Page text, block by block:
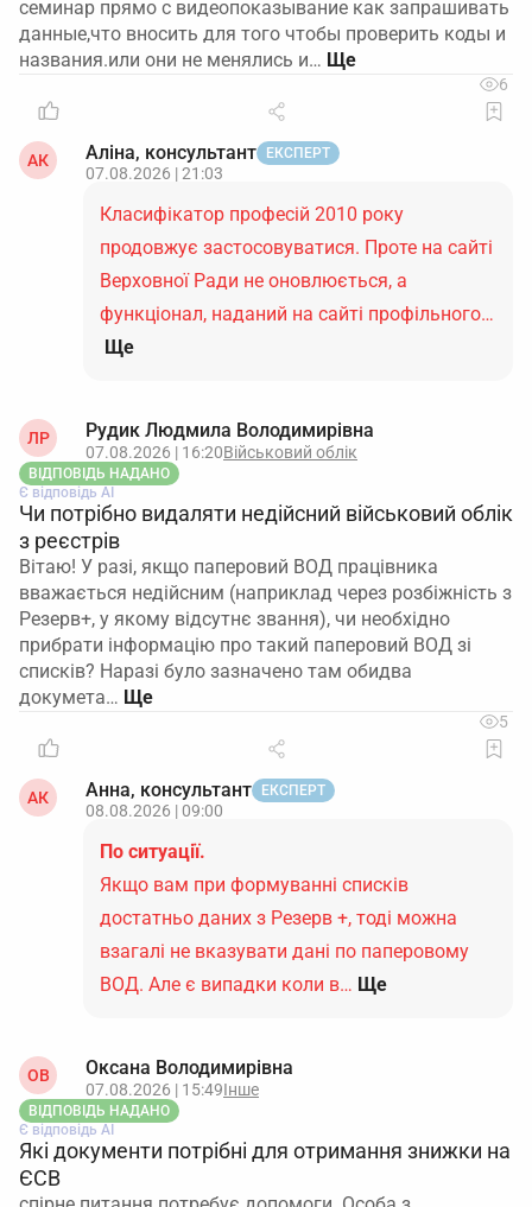
семинар прямо с видеопоказывание как запрашивать
данные,что вносить для того чтобы проверить коды и
названия.или они не менялись и…
6
АК Аліна, консультант ЕКСПЕРТ
07.08.2026 | 21:03
Класифікатор професій 2010 року
продовжує застосовуватися. Проте на сайті
Верховної Ради не оновлюється, а
функціонал, наданий на сайті профільного…
Ще
ЛР Рудик Людмила Володимирівна
07.08.2026 | 16:20Військовий облік
ВІДПОВІДЬ НАДАНО
Є відповідь АІ
Чи потрібно видаляти недійсний військовий облік
з реєстрів
Вітаю! У разі, якщо паперовий ВОД працівника
вважається недійсним (наприклад через розбіжність з
Резерв+, у якому відсутнє звання), чи необхідно
прибрати інформацію про такий паперовий ВОД зі
списків? Наразі було зазначено там обидва
докумета…
5
АК Анна, консультант ЕКСПЕРТ
08.08.2026 | 09:00
По ситуації.
Якщо вам при формуванні списків
достатньо даних з Резерв +, тоді можна
взагалі не вказувати дані по паперовому
ВОД. Але є випадки коли в… Ще
ОВ Оксана Володимирівна
07.08.2026 | 15:49Інше
ВІДПОВІДЬ НАДАНО
Є відповідь АІ
Які документи потрібні для отримання знижки на
ЄСВ